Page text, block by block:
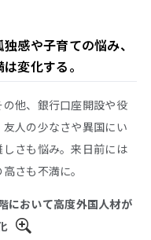
感や子育ての悩み、
変化する。
他、銀行口座開設や役
人の少なさや異国にい
さも悩み。来日前には
さも不満に。
において高度外国人材が